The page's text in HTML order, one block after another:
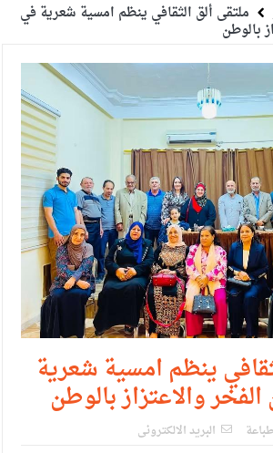
مبارك ومزيدا من التوفيق
ملتقى ألق الثقافي ينظم امسية شعرية في
بالوطن
ينظم امسية شعرية
والاعتزاز بالوطن
طباعة البريد الالكترونى